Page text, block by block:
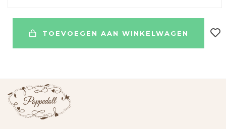
TOEVOEGEN AAN WINKELWAGEN